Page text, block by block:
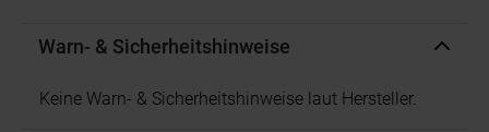
Warn- & Sicherheitshinweise
Keine Warn- & Sicherheitshinweise laut Hersteller.